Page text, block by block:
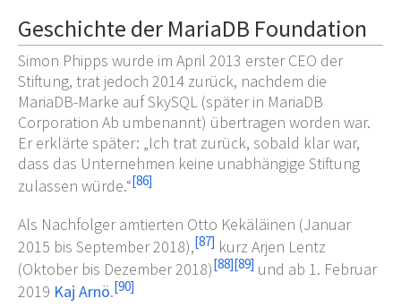
Geschichte der MariaDB Foundation
Simon Phipps wurde im April 2013 erster CEO der
Stiftung, trat jedoch 2014 zurück, nachdem die
MariaDB-Marke auf SkySQL (später in MariaDB
Corporation Ab umbenannt) übertragen worden war.
Er erklärte später: „Ich trat zurück, sobald klar war,
dass das Unternehmen keine unabhängige Stiftung
zulassen würde.“[86]
Als Nachfolger amtierten Otto Kekäläinen (Januar
2015 bis September 2018),[87] kurz Arjen Lentz
(Oktober bis Dezember 2018)[88][89] und ab 1. Februar
2019 Kaj Arnö.[90]